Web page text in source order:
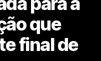
que
final de